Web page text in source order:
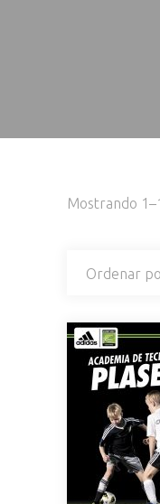
Mostrando
Ordenar